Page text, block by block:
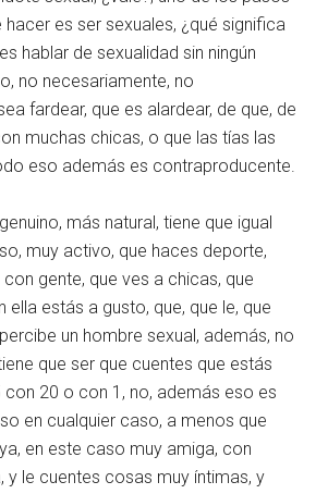
es ser sexuales, ¿qué significa
hablar de sexualidad sin ningún
no necesariamente, no
fardear, que es alardear, de que, de
muchas chicas, o que las tías las
eso además es contraproducente.
más natural, tiene que igual
muy activo, que haces deporte,
gente, que ves a chicas, que
ella estás a gusto, que, que le, que
un hombre sexual, además, no
que ser que cuentes que estás
20 o con 1, no, además eso es
en cualquier caso, a menos que
en este caso muy amiga, con
y le cuentes cosas muy íntimas, y